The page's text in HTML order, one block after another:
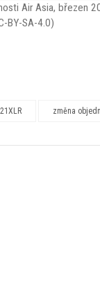
Air Asia, březen
BY-SA-4.0)
změna